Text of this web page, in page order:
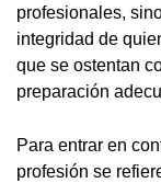
profesionales,
integridad de
que se ostentan
preparación
Para entrar en
profesión se